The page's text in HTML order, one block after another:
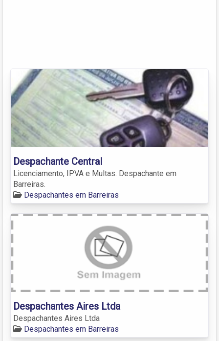
Despachante Central
Licenciamento, IPVA e Multas. Despachante em
Barreiras.
Despachantes em Barreiras
Despachantes Aires Ltda
Despachantes Aires Ltda
Despachantes em Barreiras